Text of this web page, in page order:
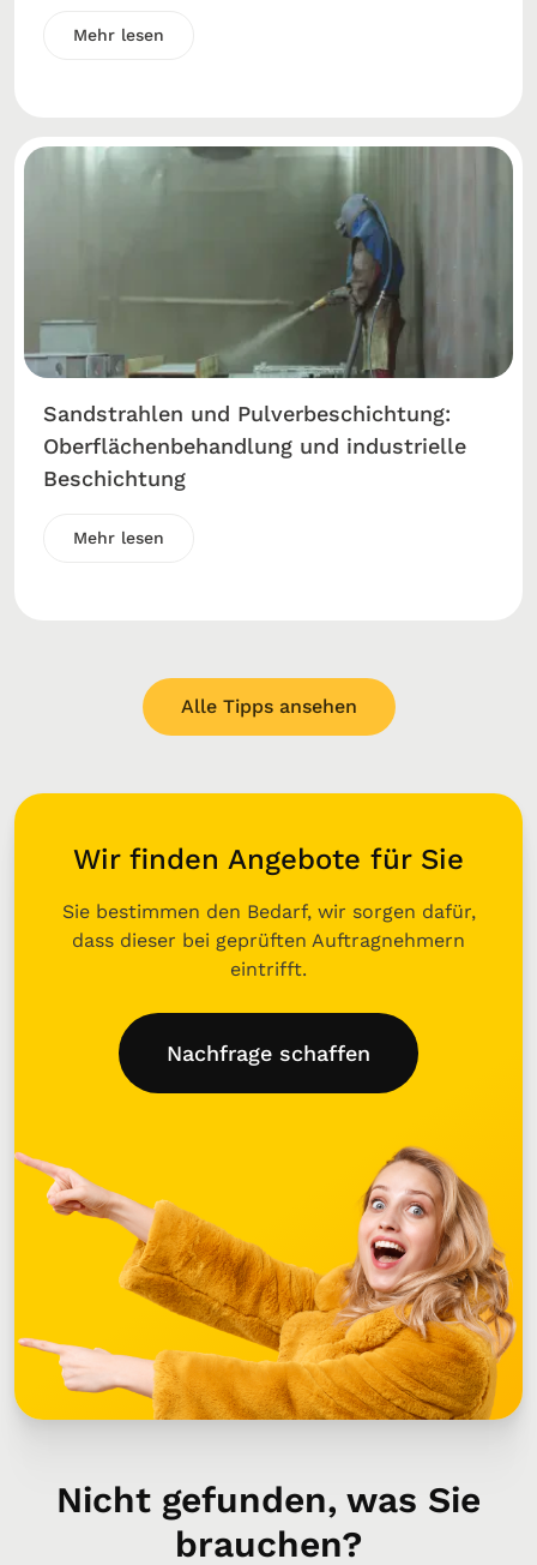
Mehr lesen
Sandstrahlen und Pulverbeschichtung:
Oberflächenbehandlung und industrielle
Beschichtung
Mehr lesen
Alle Tipps ansehen
Wir finden Angebote für Sie
Sie bestimmen den Bedarf, wir sorgen dafür,
dass dieser bei geprüften Auftragnehmern
eintrifft.
Nachfrage schaffen
Nicht gefunden, was Sie
brauchen?